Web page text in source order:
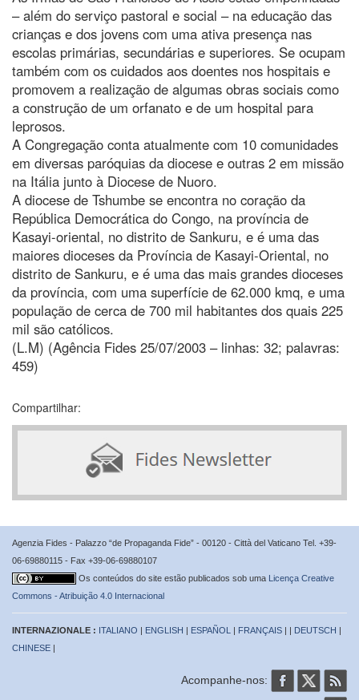
– além do serviço pastoral e social – na educação das
crianças e dos jovens com uma ativa presença nas
escolas primárias, secundárias e superiores. Se ocupam
também com os cuidados aos doentes nos hospitais e
promovem a realização de algumas obras sociais como
a construção de um orfanato e de um hospital para
leprosos.
A Congregação conta atualmente com 10 comunidades
em diversas paróquias da diocese e outras 2 em missão
na Itália junto à Diocese de Nuoro.
A diocese de Tshumbe se encontra no coração da
República Democrática do Congo, na província de
Kasayi-oriental, no distrito de Sankuru, e é uma das
maiores dioceses da Província de Kasayi-Oriental, no
distrito de Sankuru, e é uma das mais grandes dioceses
da província, com uma superfície de 62.000 kmq, e uma
população de cerca de 700 mil habitantes dos quais 225
mil são católicos.
(L.M) (Agência Fides 25/07/2003 – linhas: 32; palavras:
459)
Compartilhar:
Agenzia Fides - Palazzo “de Propaganda Fide” - 00120 - Città del Vaticano Tel. +39-
06-69880115 - Fax +39-06-69880107
Os conteúdos do site estão publicados sob uma Licença Creative
Commons - Atribuição 4.0 Internacional
INTERNAZIONALE : ITALIANO | ENGLISH | ESPAÑOL | FRANÇAIS | | DEUTSCH |
CHINESE |
Acompanhe-nos: